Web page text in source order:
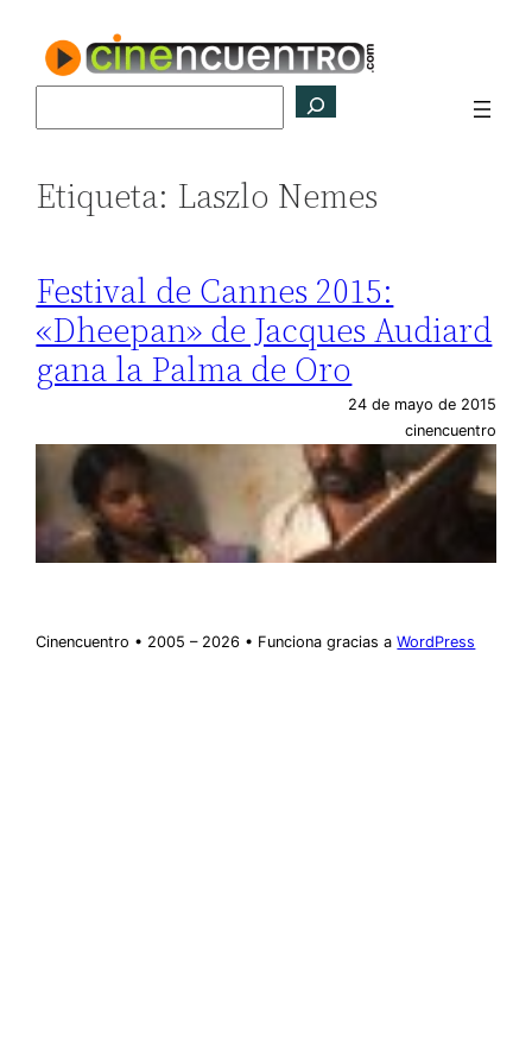
contenido
Etiqueta: Laszlo Nemes
Festival de Cannes 2015:
«Dheepan» de Jacques Audiard
gana la Palma de Oro
24 de mayo de 2015
cinencuentro
Cinencuentro • 2005 – 2026 • Funciona gracias aWordPress